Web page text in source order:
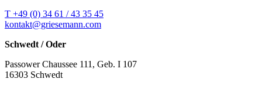
T +49 (0) 34 61 / 43 35 45
kontakt@griesemann.com
Schwedt / Oder
Passower Chaussee 111, Geb. I 107
16303 Schwedt